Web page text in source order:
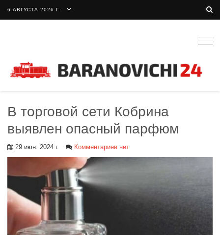
6 АВГУСТА 2026 Г.
В торговой сети Кобрина
выявлен опасный парфюм
29 июн. 2024 г. Комментариев нет